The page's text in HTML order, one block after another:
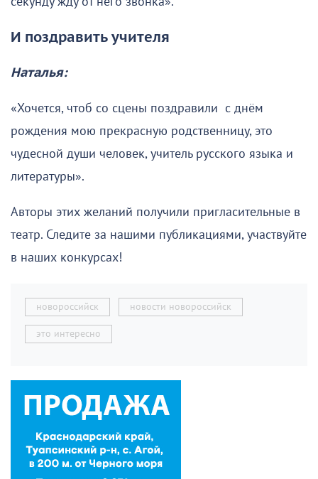
И поздравить учителя
Наталья:
«Хочется, чтоб со сцены поздравили с днём
рождения мою прекрасную родственницу, это
чудесной души человек, учитель русского языка и
литературы».
Авторы этих желаний получили пригласительные в
театр. Следите за нашими публикациями, участвуйте
в наших конкурсах!
новороссийск новости новороссийск
это интересно